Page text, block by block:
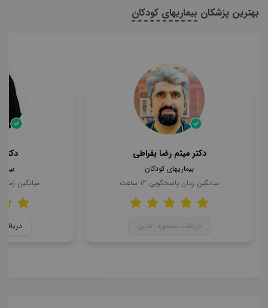
بهترین پزشکان بیماریهای کودکان
دکتر میثم رضا بقراطی
بیماریهای کودکان
میانگین زمان پاسخگویی 12 ساعت
دریافت مشاوره آنلاین
میانگین